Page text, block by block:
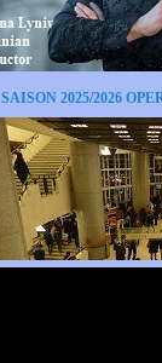
SAISON 2025/2026